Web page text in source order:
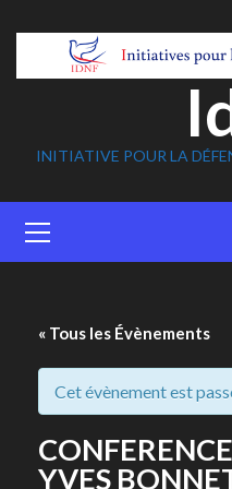
INITIATIVE POUR LA
Menu
« Tous les Évènements
Cet évènement est
YVES